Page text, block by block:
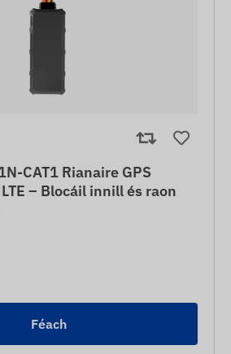
CAT1 Rianaire GPS
– Blocáil innill és raon
Féach